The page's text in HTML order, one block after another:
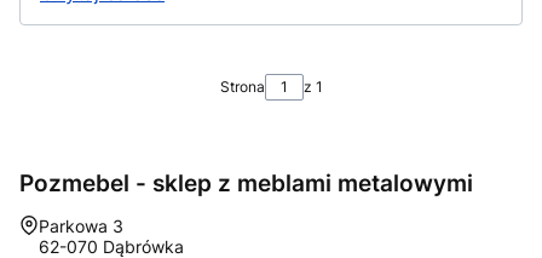
Strona z 1
Pozmebel - sklep z meblami metalowymi
Adres:
Parkowa 3
62-070 Dąbrówka